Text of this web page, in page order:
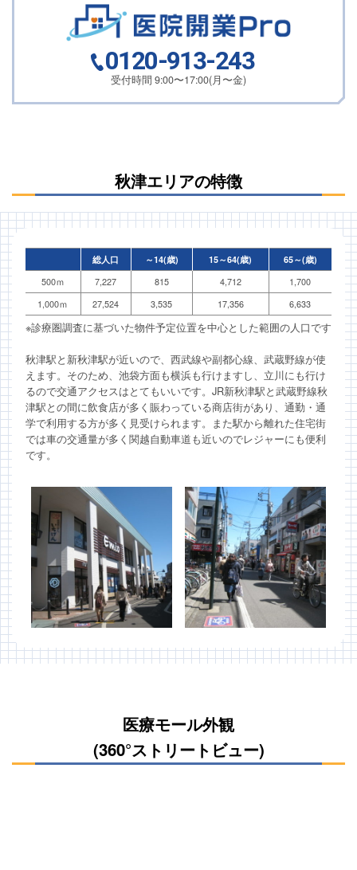
0120-913-243
受付時間 9:00〜17:00(月〜金)
秋津エリアの特徴
総人口 ～14(歳) 15～64(歳)
65～(歳)
500ｍ
7,227 815 4,712
1,700
1,000ｍ
27,524 3,535 17,356 6,633
※診療圏調査に基づいた物件予定位置を中心とした範囲の人口です
秋津駅と新秋津駅が近いので、西武線や副都心線、武蔵野線が使
えます。そのため、池袋方面も横浜も行けますし、立川にも行け
るので交通アクセスはとてもいいです。JR新秋津駅と武蔵野線秋
津駅との間に飲食店が多く賑わっている商店街があり、通勤・通
学で利用する方が多く見受けられます。また駅から離れた住宅街
では車の交通量が多く関越自動車道も近いのでレジャーにも便利
です。
医療モール外観
(360°ストリートビュー)